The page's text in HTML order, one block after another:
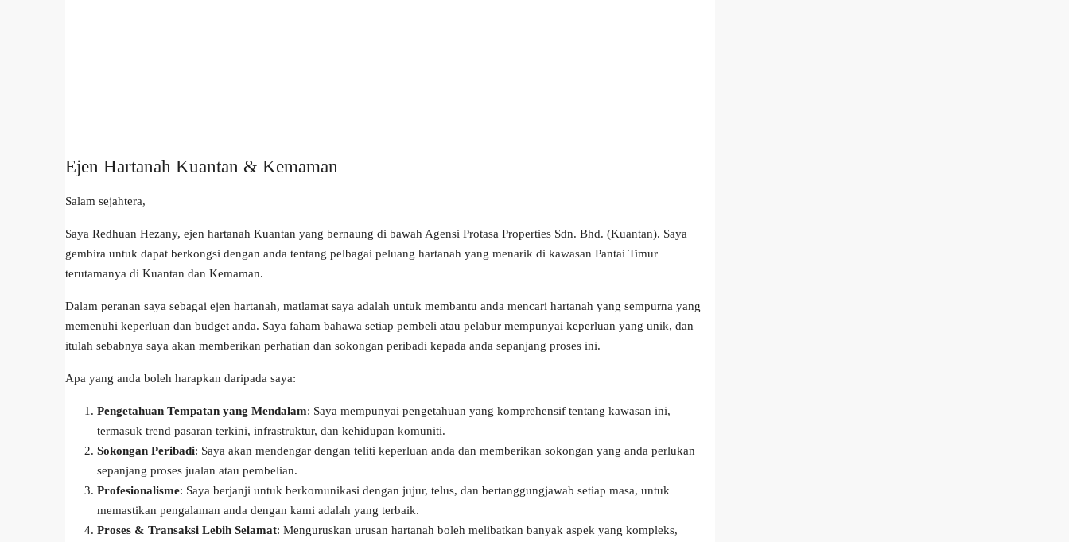
Ejen Hartanah Kuantan & Kemaman
Salam sejahtera,
Saya Redhuan Hezany, ejen hartanah Kuantan yang bernaung di bawah Agensi Protasa Properties Sdn. Bhd. (Kuantan). Saya
gembira untuk dapat berkongsi dengan anda tentang pelbagai peluang hartanah yang menarik di kawasan Pantai Timur
terutamanya di Kuantan dan Kemaman.
Dalam peranan saya sebagai ejen hartanah, matlamat saya adalah untuk membantu anda mencari hartanah yang sempurna yang
memenuhi keperluan dan budget anda. Saya faham bahawa setiap pembeli atau pelabur mempunyai keperluan yang unik, dan
itulah sebabnya saya akan memberikan perhatian dan sokongan peribadi kepada anda sepanjang proses ini.
Apa yang anda boleh harapkan daripada saya:
Pengetahuan Tempatan yang Mendalam: Saya mempunyai pengetahuan yang komprehensif tentang kawasan ini,
termasuk trend pasaran terkini, infrastruktur, dan kehidupan komuniti.
Sokongan Peribadi: Saya akan mendengar dengan teliti keperluan anda dan memberikan sokongan yang anda perlukan
sepanjang proses jualan atau pembelian.
Profesionalisme: Saya berjanji untuk berkomunikasi dengan jujur, telus, dan bertanggungjawab setiap masa, untuk
memastikan pengalaman anda dengan kami adalah yang terbaik.
Proses & Transaksi Lebih Selamat: Menguruskan urusan hartanah boleh melibatkan banyak aspek yang kompleks,